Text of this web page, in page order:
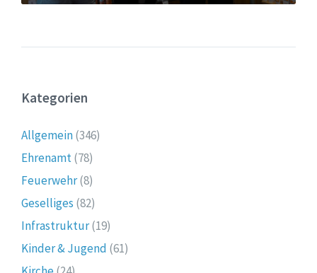
Kategorien
Allgemein(346)
Ehrenamt(78)
Feuerwehr(8)
Geselliges (82)
Infrastruktur(19)
Kinder & Jugend (61)